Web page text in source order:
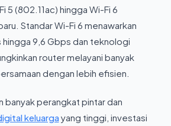
5 (802.11ac) hingga Wi-Fi 6
Standar Wi-Fi 6 menawarkan
9,6 Gbps dan teknologi
router melayani banyak
dengan lebih efisien.
banyak perangkat pintar dan
keluargayang tinggi, investasi